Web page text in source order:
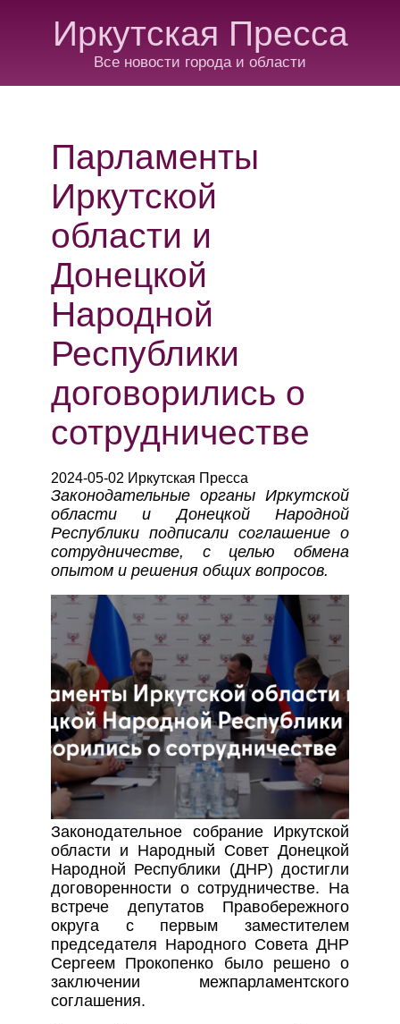
Иркутская Пресса
Все новости города и области
Парламенты
Иркутской
области и
Донецкой
Народной
Республики
договорились о
сотрудничестве
2024-05-02 Иркутская Пресса
Законодательные органы Иркутской
области и Донецкой Народной
Республики подписали соглашение о
сотрудничестве, с целью обмена
опытом и решения общих вопросов.
Законодательное собрание Иркутской
области и Народный Совет Донецкой
Народной Республики (ДНР) достигли
договоренности о сотрудничестве. На
встрече депутатов Правобережного
округа с первым заместителем
председателя Народного Совета ДНР
Сергеем Прокопенко было решено о
заключении межпарламентского
соглашения.